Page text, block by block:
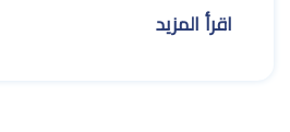
اقرأ المزيد